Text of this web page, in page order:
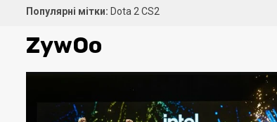
Популярні мітки: Dota 2 CS2
ZywOo